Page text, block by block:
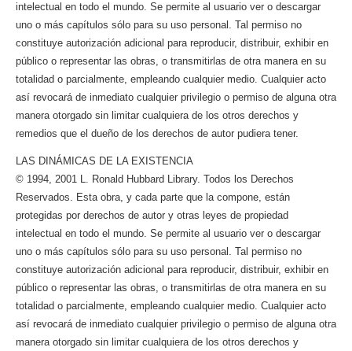
intelectual en todo el mundo. Se permite al usuario ver o descargar
uno o más capítulos sólo para su uso personal. Tal permiso no
constituye autorización adicional para reproducir, distribuir, exhibir en
público o representar las obras, o transmitirlas de otra manera en su
totalidad o parcialmente, empleando cualquier medio. Cualquier acto
así revocará de inmediato cualquier privilegio o permiso de alguna otra
manera otorgado sin limitar cualquiera de los otros derechos y
remedios que el dueño de los derechos de autor pudiera tener.
LAS DINÁMICAS DE LA EXISTENCIA
© 1994, 2001 L. Ronald Hubbard Library. Todos los Derechos
Reservados. Esta obra, y cada parte que la compone, están
protegidas por derechos de autor y otras leyes de propiedad
intelectual en todo el mundo. Se permite al usuario ver o descargar
uno o más capítulos sólo para su uso personal. Tal permiso no
constituye autorización adicional para reproducir, distribuir, exhibir en
público o representar las obras, o transmitirlas de otra manera en su
totalidad o parcialmente, empleando cualquier medio. Cualquier acto
así revocará de inmediato cualquier privilegio o permiso de alguna otra
manera otorgado sin limitar cualquiera de los otros derechos y